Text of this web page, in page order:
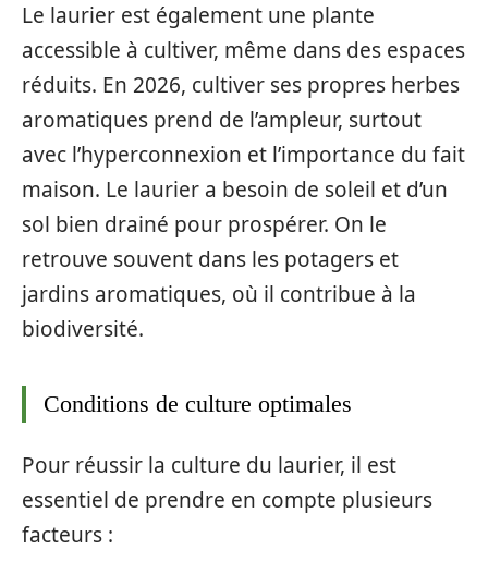
Le laurier est également une plante
accessible à cultiver, même dans des espaces
réduits. En 2026, cultiver ses propres herbes
aromatiques prend de l’ampleur, surtout
avec l’hyperconnexion et l’importance du fait
maison. Le laurier a besoin de soleil et d’un
sol bien drainé pour prospérer. On le
retrouve souvent dans les potagers et
jardins aromatiques, où il contribue à la
biodiversité.
Conditions de culture optimales
Pour réussir la culture du laurier, il est
essentiel de prendre en compte plusieurs
facteurs :